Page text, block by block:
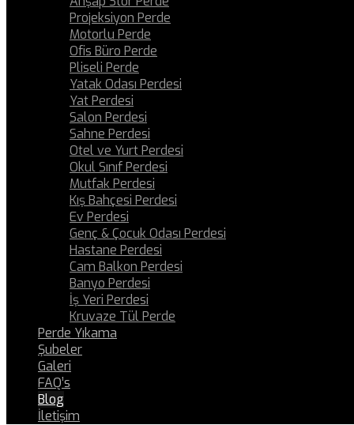
Projeksiyon Perde
Motorlu Perde
Ofis Büro Perde
Pliseli Perde
Yatak Odası Perdesi
Yat Perdesi
Salon Perdesi
Sahne Perdesi
Otel ve Yurt Perdesi
Okul Sınıf Perdesi
Mutfak Perdesi
Kış Bahçesi Perdesi
Ev Perdesi
Genç & Çocuk Odası Perdesi
Hastane Perdesi
Cam Balkon Perdesi
Banyo Perdesi
İş Yeri Perdesi
Kruvaze Tül Perde
Perde Yıkama
Şubeler
Galeri
FAQ’s
Blog
İletişim